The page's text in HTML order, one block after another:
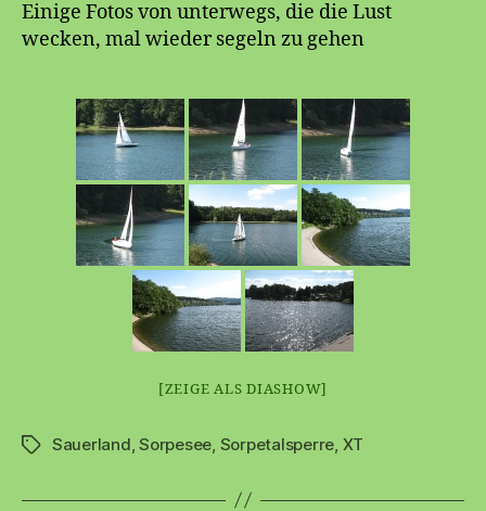
Einige Fotos von unterwegs, die die Lust
wecken, mal wieder segeln zu gehen
[ZEIGE ALS DIASHOW]
Schlagwörter
Sauerland ,Sorpesee Sorpetalsperre XT